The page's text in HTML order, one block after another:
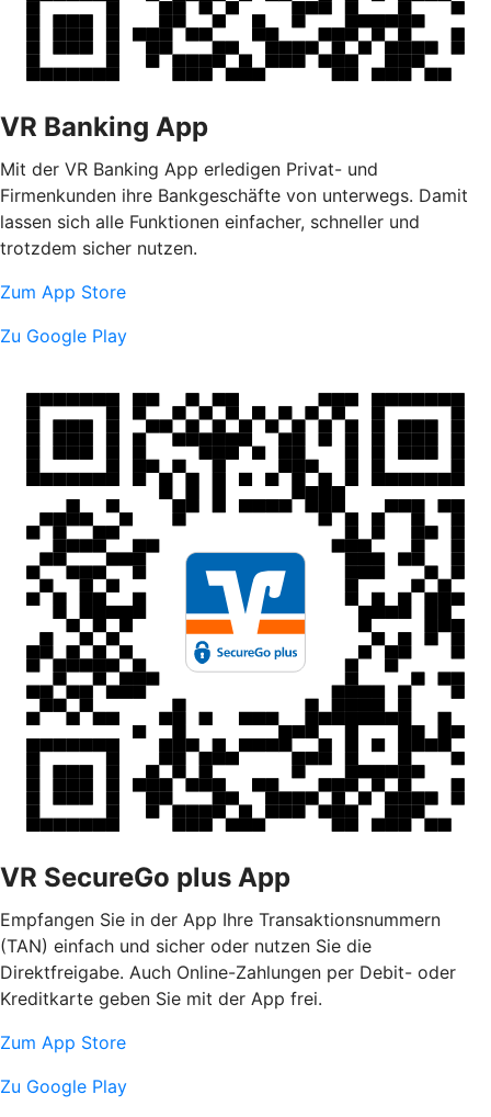
VR Banking App
Mit der VR Banking App erledigen Privat- und
Firmenkunden ihre Bankgeschäfte von unterwegs. Damit
lassen sich alle Funktionen einfacher, schneller und
trotzdem sicher nutzen.
Zum App Store
Zu Google Play
VR SecureGo plus App
Empfangen Sie in der App Ihre Transaktionsnummern
(TAN) einfach und sicher oder nutzen Sie die
Direktfreigabe. Auch Online-Zahlungen per Debit- oder
Kreditkarte geben Sie mit der App frei.
Zum App Store
Zu Google Play